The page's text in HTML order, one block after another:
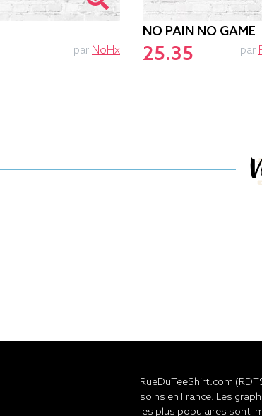
par NoHx
NO PAIN NO GAME
25.35 par
RueDuTeeShirt.com
soins en France. Les
les plus populaires sont